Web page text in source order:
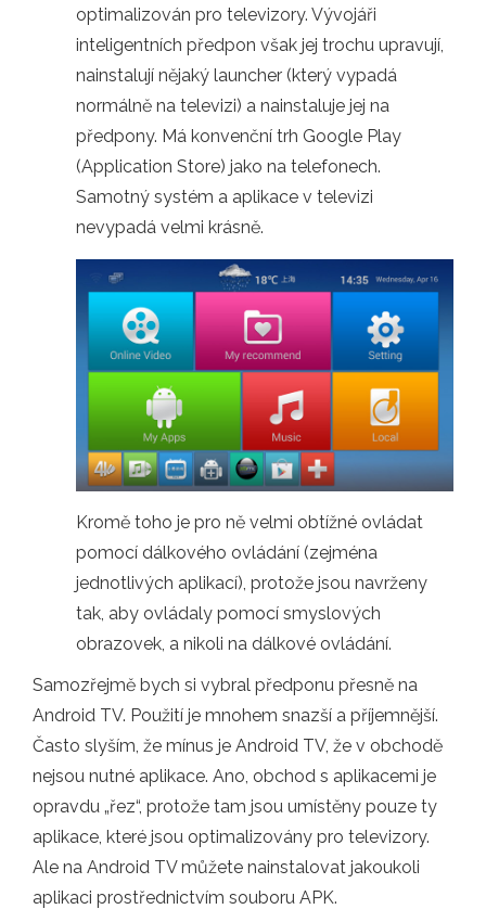
optimalizován pro televizory. Vývojáři
inteligentních předpon však jej trochu upravují,
nainstalují nějaký launcher (který vypadá
normálně na televizi) a nainstaluje jej na
předpony. Má konvenční trh Google Play
(Application Store) jako na telefonech.
Samotný systém a aplikace v televizi
nevypadá velmi krásně.
Kromě toho je pro ně velmi obtížné ovládat
pomocí dálkového ovládání (zejména
jednotlivých aplikací), protože jsou navrženy
tak, aby ovládaly pomocí smyslových
obrazovek, a nikoli na dálkové ovládání.
Samozřejmě bych si vybral předponu přesně na
Android TV. Použití je mnohem snazší a příjemnější.
Často slyším, že mínus je Android TV, že v obchodě
nejsou nutné aplikace. Ano, obchod s aplikacemi je
opravdu „řez“, protože tam jsou umístěny pouze ty
aplikace, které jsou optimalizovány pro televizory.
Ale na Android TV můžete nainstalovat jakoukoli
aplikaci prostřednictvím souboru APK.